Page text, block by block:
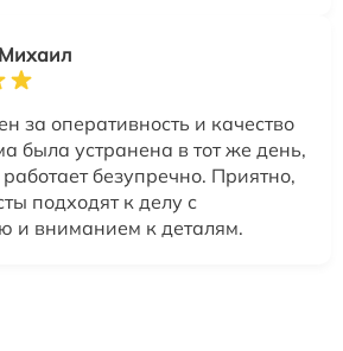
за оперативность и качество
была устранена в тот же день,
безупречно. Приятно,
подходят к делу с
и вниманием к деталям.